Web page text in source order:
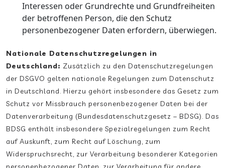
Interessen oder Grundrechte und Grundfreiheiten
der betroffenen Person, die den Schutz
personenbezogener Daten erfordern, überwiegen.
Nationale Datenschutzregelungen in
Deutschland: Zusätzlich zu den Datenschutzregelungen
der DSGVO gelten nationale Regelungen zum Datenschutz
in Deutschland. Hierzu gehört insbesondere das Gesetz zum
Schutz vor Missbrauch personenbezogener Daten bei der
Datenverarbeitung (Bundesdatenschutzgesetz – BDSG). Das
BDSG enthält insbesondere Spezialregelungen zum Recht
auf Auskunft, zum Recht auf Löschung, zum
Widerspruchsrecht, zur Verarbeitung besonderer Kategorien